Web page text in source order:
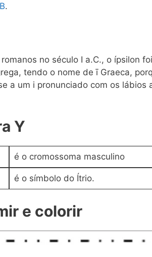
.
no século I a.C., o ípsilon
tendo o nome de ī Graeca,
a um i pronunciado com os lábios
Y
é o cromossoma masculino
é o símbolo do Ítrio.
e colorir